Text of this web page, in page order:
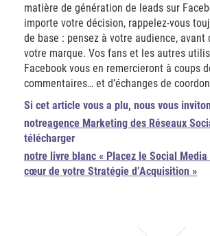
matière de génération de leads sur
importe votre décision, rappelez-vous
de base : pensez à votre audience, avant
votre marque. Vos fans et les autres
Facebook vous en remercieront à coups
commentaires… et d’échanges de
Si cet article vous a plu, nous vous
notreagence Marketing des Réseaux
télécharger
notre livre blanc « Placez le Social
cœur de votre Stratégie d’Acquisition »